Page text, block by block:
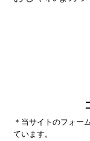
＊当サイトのフォー
ています。